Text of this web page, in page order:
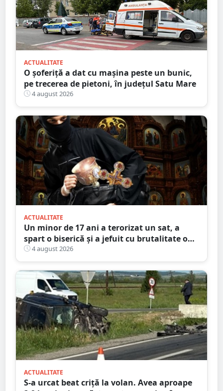
ACTUALITATE
O șoferiță a dat cu mașina peste un bunic,
pe trecerea de pietoni, în județul Satu Mare
4 august 2026
ACTUALITATE
Un minor de 17 ani a terorizat un sat, a
spart o biserică și a jefuit cu brutalitate o
bătrână de 80 de ani
4 august 2026
ACTUALITATE
S-a urcat beat criță la volan. Avea aproape